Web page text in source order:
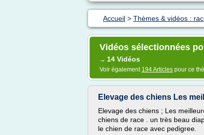
Accueil > Thèmes & vidéos :
Vidéos sélectionnées
→ 14 Vidéos
Voir également 194 Articles pour ce
Elevage des chiens Les
Elevage des chiens ; Les
chiens de race . un très beau
le chien de race avec pedigree.